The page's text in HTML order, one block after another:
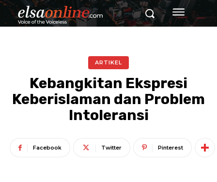
ARTIKEL
Kebangkitan Ekspresi
Keberislaman dan Problem
Intoleransi
Facebook Twitter Pinterest